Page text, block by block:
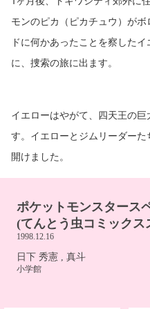
モンのピカ（ピカチュウ）が
ドに何かあったことを察した
に、捜索の旅に出ます。
イエローはやがて、四天王の
す。イエローとジムリーダー
開けました。